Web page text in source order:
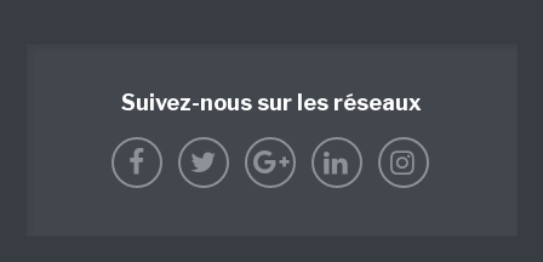
Suivez-nous sur les réseaux